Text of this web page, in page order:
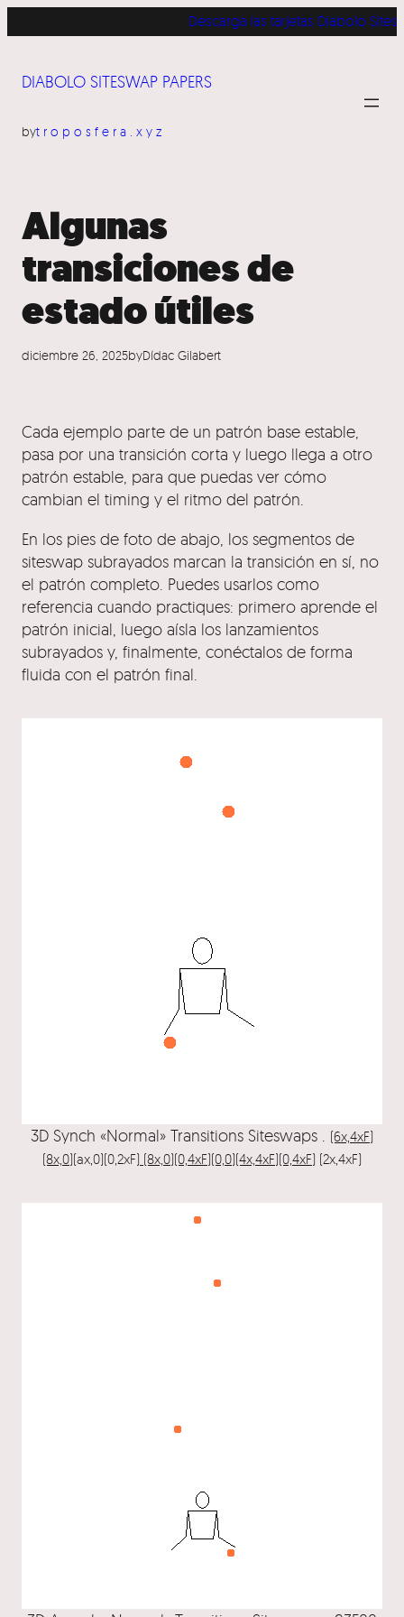
al
Descarga las tarjetas Diabolo
DIABOLO SITESWAP PAPERS
bytroposfera.xyz
Algunas
transiciones de
estado útiles
diciembre 26, 2025byDídac Gilabert
Cada ejemplo parte de un patrón base estable,
pasa por una transición corta y luego llega a otro
patrón estable, para que puedas ver cómo
cambian el timing y el ritmo del patrón.
En los pies de foto de abajo, los segmentos de
siteswap subrayados marcan la transición en sí, no
el patrón completo. Puedes usarlos como
referencia cuando practiques: primero aprende el
patrón inicial, luego aísla los lanzamientos
subrayados y, finalmente, conéctalos de forma
fluida con el patrón final.
3D Synch «Normal» Transitions Siteswaps . (6x,4xF)
(8x,0)(ax,0)(0,2xF) (8x,0)(0,4xF)(0,0)(4x,4xF)(0,4xF) (2x,4xF)